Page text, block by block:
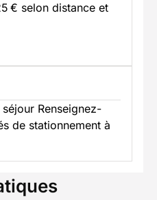
€ selon distance et
Renseignez-
de stationnement à